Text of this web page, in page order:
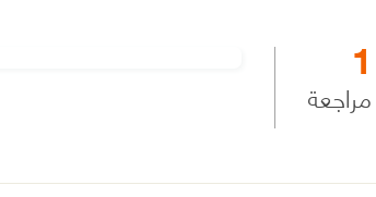
1
مراجعة